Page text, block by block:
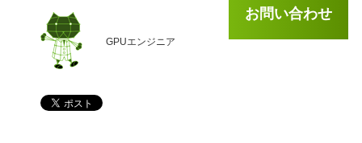
お問い合わせ
GPUエンジニア